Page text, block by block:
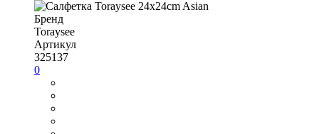
Бренд
Toraysee
Артикул
325137
0